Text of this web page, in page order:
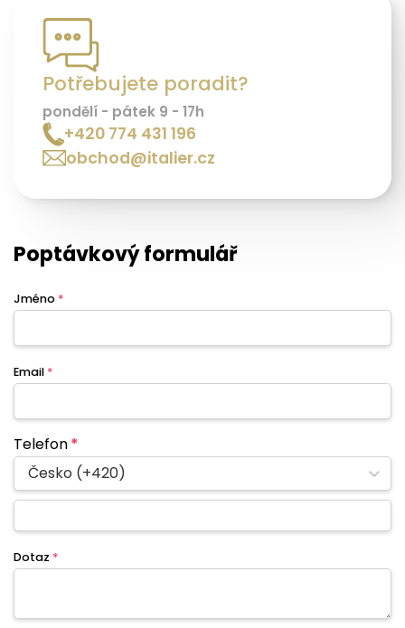
Potřebujete poradit?
pondělí - pátek 9 - 17h
+420 774 431 196
obchod@italier.cz
Poptávkový formulář
Jméno *
Email *
Telefon*
Česko (+420)
Dotaz *